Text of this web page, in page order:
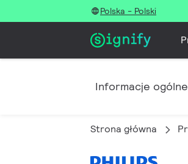
Polska - Polski
Informacje ogólne
Strona główna